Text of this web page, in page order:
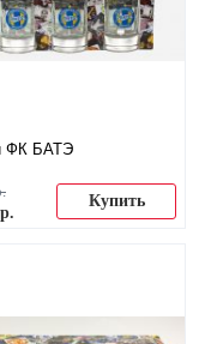
ФК БАТЭ
р.
Купить